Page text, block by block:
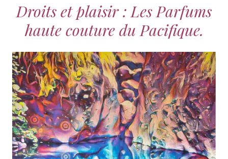
Droits et plaisir : Les Parfums
haute couture du Pacifique.